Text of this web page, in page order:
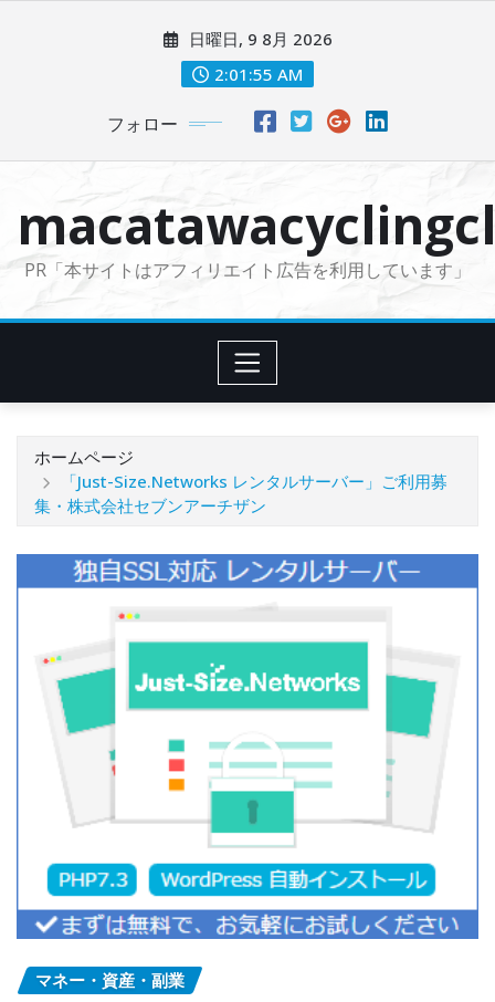
に
日曜日, 9 8月 2026
2:01:56 AM
フォロー
PR「本サイトはアフィリエイト広告を利用しています」
ホームページ
「Just-Size.Networks レンタルサーバー」ご利用募
集・株式会社セブンアーチザン
マネー・資産・副業